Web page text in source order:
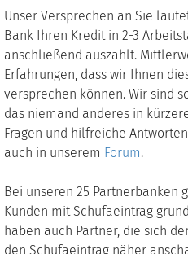
Unser Versprechen an Sie
Bank Ihren Kredit in 2-3
anschließend auszahlt.
Erfahrungen, dass wir Ihnen
versprechen können. Wir sind
das niemand anderes in
Fragen und hilfreiche
auch in unserem Forum.
Bei unseren 25 Partnerbanken
Kunden mit Schufaeintrag
haben auch Partner, die sich
den Schufaeintrag näher